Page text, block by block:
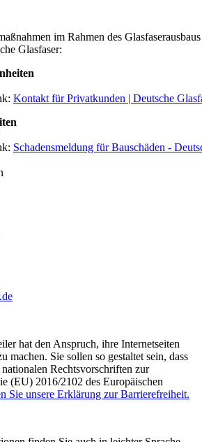
im Rahmen des
Glasfaser:
Kontakt für Privatkunden | Deutsche
Schadensmeldung für Bauschäden -
hat den Anspruch, ihre Internetseiten
machen. Sie sollen so gestaltet sein, dass
Rechtsvorschriften zur
(EU) 2016/2102 des Europäischen
Sie unsere Erklärung zur Barrierefreiheit.